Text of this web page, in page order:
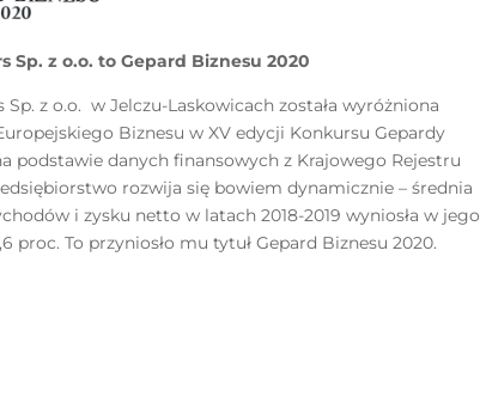
Sp. z o.o. to Gepard Biznesu 2020
Sp. z o.o. w Jelczu-Laskowicach została wyróżniona
Biznesu w XV edycji Konkursu Gepardy
podstawie danych finansowych z Krajowego Rejestru
rozwija się bowiem dynamicznie – średnia
i zysku netto w latach 2018-2019 wyniosła w jego
proc. To przyniosło mu tytuł Gepard Biznesu 2020.